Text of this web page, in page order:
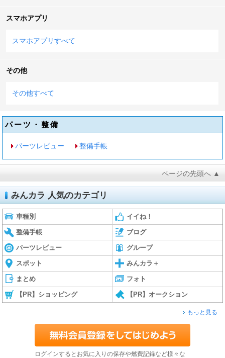
スマホアプリ
スマホアプリすべて
その他
その他すべて
パーツ・整備
パーツレビュー 整備手帳
ページの先頭へ ▲
みんカラ 人気のカテゴリ
車種別 イイね！
整備手帳 ブログ
パーツレビュー グループ
スポット みんカラ＋
まとめ フォト
【PR】ショッピング 【PR】オークション
もっと見る
ログインするとお気に入りの保存や燃費記録など様々な